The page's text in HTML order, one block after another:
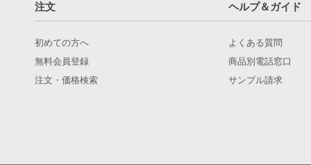
注文 ヘルプ＆ガイド
初めての方へ
無料会員登録
注文・価格検索
よくある質問
商品別電話窓口
サンプル請求